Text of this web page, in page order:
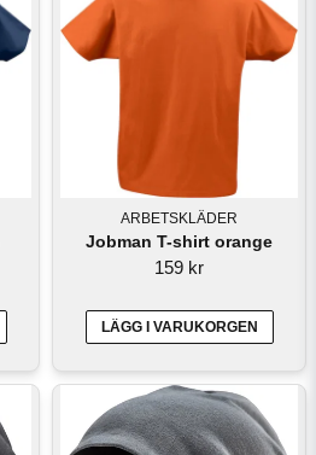
ARBETSKLÄDER
Jobman T-shirt orange
159 kr
LÄGG I VARUKORGEN